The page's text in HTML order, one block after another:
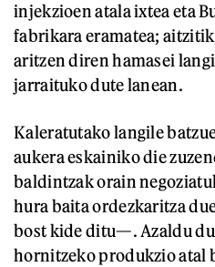
injekzioen atala ixtea eta
fabrikara eramatea;
aritzen diren hamasei
jarraituko dute lanean.
Kaleratutako langile
aukera eskainiko die
baldintzak orain
hura baita ordezkaritza
bost kide ditu—. Azaldu
hornitzeko produkzio atal